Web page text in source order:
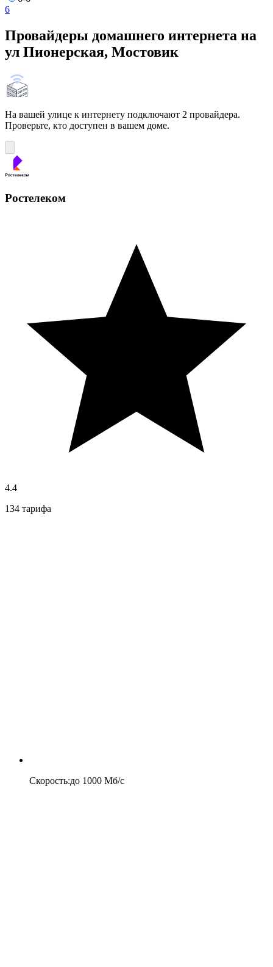
6
Провайдеры домашнего интернета на
ул Пионерская, Мостовик
На вашей улице к интернету подключают 2 провайдера.
Проверьте, кто доступен в вашем доме.
Ростелеком
4.4
134 тарифа
Скорость:до 1000 Мб/c